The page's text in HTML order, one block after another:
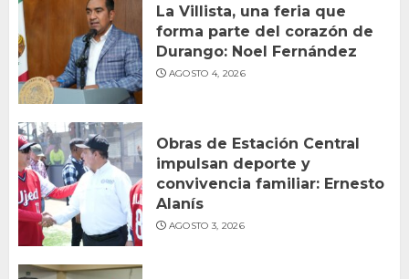
La Villista, una feria que
forma parte del corazón de
Durango: Noel Fernández
AGOSTO 4, 2026
Obras de Estación Central
impulsan deporte y
convivencia familiar: Ernesto
Alanís
AGOSTO 3, 2026